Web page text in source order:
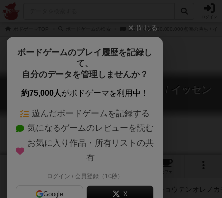
1,000,000,000,000,000点俺の勝ち / イ
1,000,000,000,000,000点俺の勝ち / イッセン
1,000,000,000,000,000 points I win
カフェ
閉じる
ボードゲームのプレイ履歴を記録し
て、
自分のデータを管理しませんか？
約75,000人がボドゲーマを利用中！
遊んだボードゲームを記録する
気になるゲームのレビューを読む
お気に入り作品・所有リストの共
有
ログイン / 会員登録（10秒）
Google X